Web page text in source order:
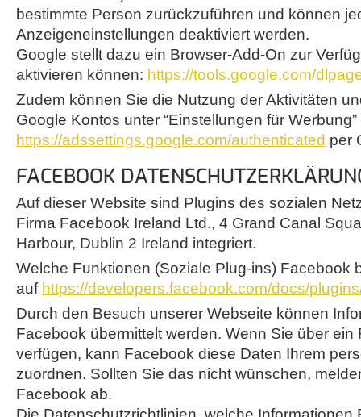
bestimmte Person zurückzuführen und können
Anzeigeneinstellungen deaktiviert werden.
Google stellt dazu ein Browser-Add-On zur
aktivieren können: https://tools.google.com/
Zudem können Sie die Nutzung der Aktivitäten
Google Kontos unter “Einstellungen für Werbung”
https://adssettings.google.com/authenticated per
FACEBOOK
Auf dieser Website sind Plugins des sozialen
Firma Facebook Ireland Ltd., 4 Grand Canal
Harbour, Dublin 2 Ireland integriert.
Welche Funktionen (Soziale Plug-ins) Facebook
auf https://developers.facebook.com/docs/
Durch den Besuch unserer Webseite können
Facebook übermittelt werden. Wenn Sie über ein
verfügen, kann Facebook diese Daten Ihrem
zuordnen. Sollten Sie das nicht wünschen,
Facebook ab.